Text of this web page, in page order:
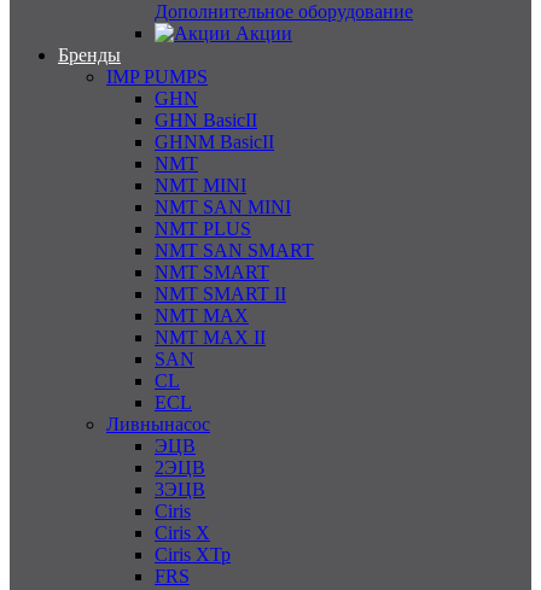
Дополнительное оборудование
Акции
Бренды
IMP PUMPS
GHN
GHN BasicII
GHNM BasicII
NMT
NMT MINI
NMT SAN MINI
NMT PLUS
NMT SAN SMART
NMT SMART
NMT SMART II
NMT MAX
NMT MAX II
SAN
CL
ECL
Ливнынасос
ЭЦВ
2ЭЦВ
3ЭЦВ
Ciris
Ciris X
Ciris ХТр
FRS